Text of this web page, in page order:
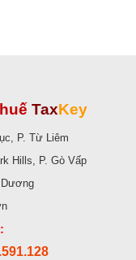
TaxKey
P. Từ Liêm
Hills, P. Gò Vấp